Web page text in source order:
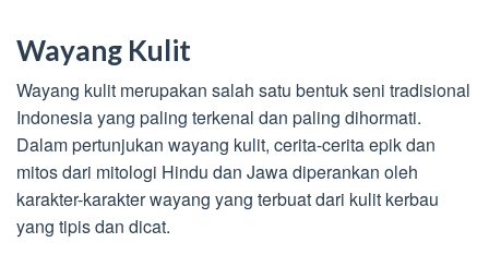
Wayang Kulit
Wayang kulit merupakan salah satu bentuk seni tradisional
Indonesia yang paling terkenal dan paling dihormati.
Dalam pertunjukan wayang kulit, cerita-cerita epik dan
mitos dari mitologi Hindu dan Jawa diperankan oleh
karakter-karakter wayang yang terbuat dari kulit kerbau
yang tipis dan dicat.